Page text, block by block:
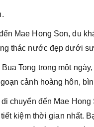
Mae Hong Son, du
thác nước đẹp dưới
Tong trong một
cảnh hoàng hôn,
chuyển đến Mae
kiệm thời gian nhất.